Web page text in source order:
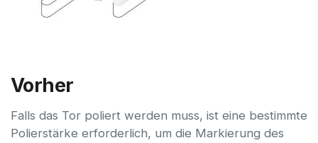
Vorher
Falls das Tor poliert werden muss, ist eine bestimmte
Polierstärke erforderlich, um die Markierung des